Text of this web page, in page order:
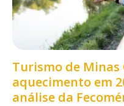
Turismo de
aquecimento em
análise da